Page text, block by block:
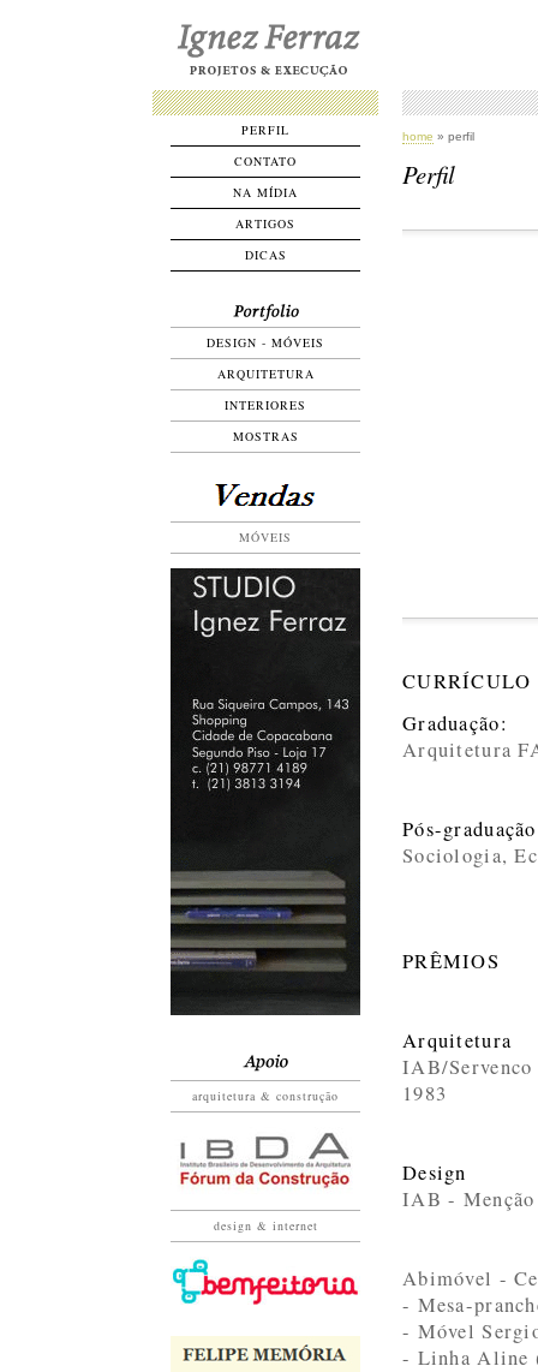
PERFIL
CONTATO
NA MÍDIA
ARTIGOS
DICAS
DESIGN - MÓVEIS
ARQUITETURA
INTERIORES
MOSTRAS
MÓVEIS
arquitetura & construção
design & internet
home » perfil
Perfil
CURRÍCULO
Graduação:
Arquitetura
Pós-
Sociologia,
PRÊMIOS
Arquitetura
IAB/
1983
Design
IAB - Menção
Abimóvel -
- Mesa-
- Móvel
- Linha Aline